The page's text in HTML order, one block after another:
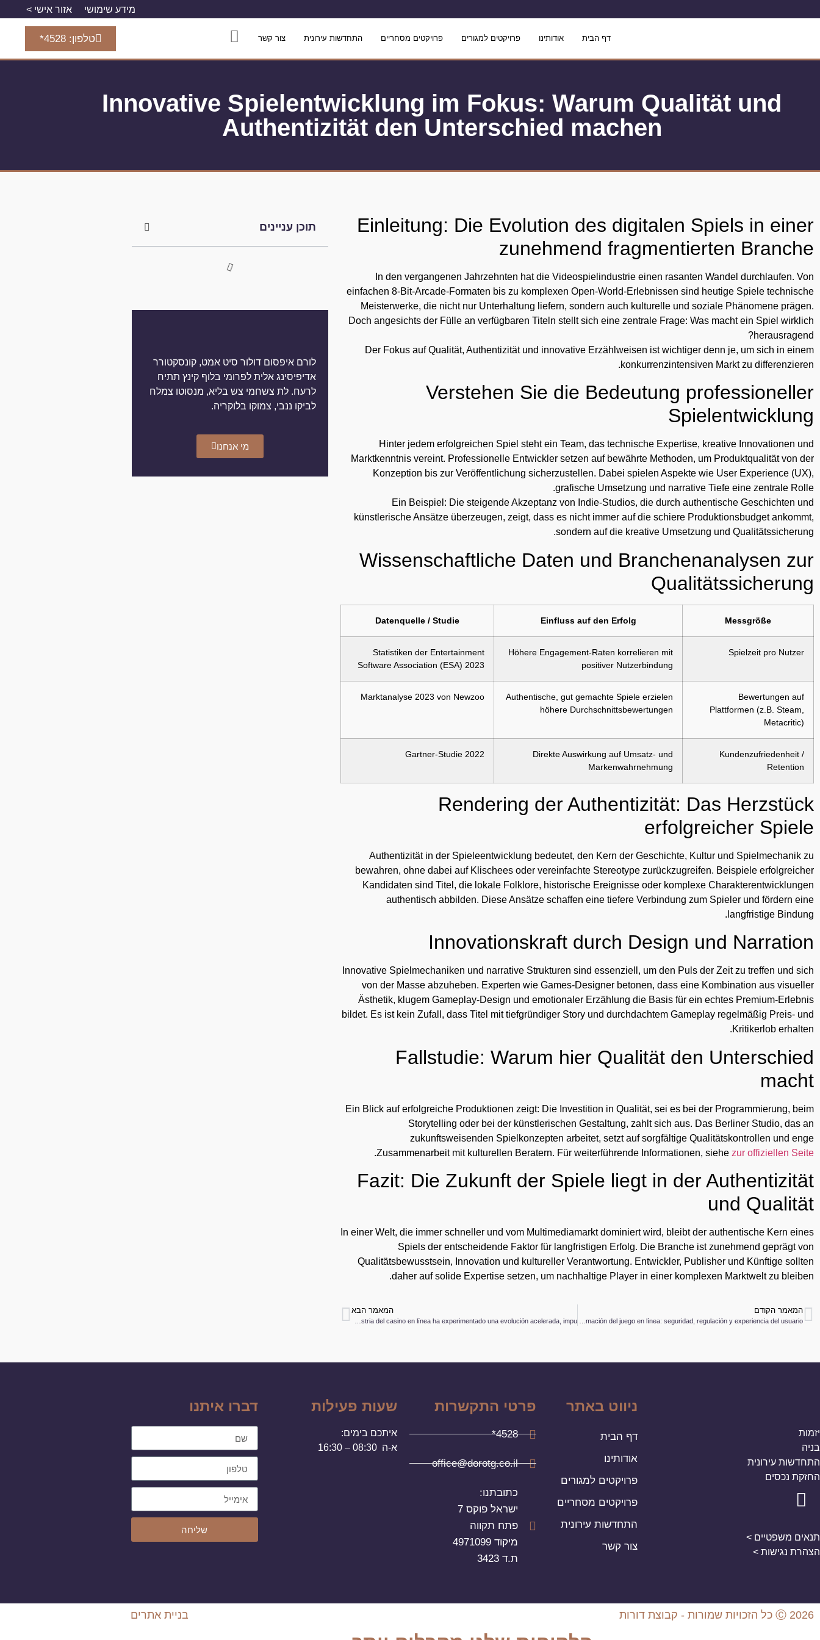
מידע שימושי אזור אישי >
דף הבית אודותינו פרויקטים למגורים פרויקטים מסחריים התחדשות עירונית צור קשר טלפון: 4528*
Innovative Spielentwicklung im Fokus: Warum Qualität und
Authentizität den Unterschied machen
Einleitung: Die Evolution des digitalen Spiels in einer
zunehmend fragmentierten Branche
In den vergangenen Jahrzehnten hat die Videospielindustrie einen rasanten Wandel durchlaufen. Von
einfachen 8-Bit-Arcade-Formaten bis zu komplexen Open-World-Erlebnissen sind heutige Spiele technische
Meisterwerke, die nicht nur Unterhaltung liefern, sondern auch kulturelle und soziale Phänomene prägen.
Doch angesichts der Fülle an verfügbaren Titeln stellt sich eine zentrale Frage: Was macht ein Spiel wirklich
herausragend?
Der Fokus auf Qualität, Authentizität und innovative Erzählweisen ist wichtiger denn je, um sich in einem
konkurrenzintensiven Markt zu differenzieren.
Verstehen Sie die Bedeutung professioneller
Spielentwicklung
Hinter jedem erfolgreichen Spiel steht ein Team, das technische Expertise, kreative Innovationen und
Marktkenntnis vereint. Professionelle Entwickler setzen auf bewährte Methoden, um Produktqualität von der
Konzeption bis zur Veröffentlichung sicherzustellen. Dabei spielen Aspekte wie User Experience (UX),
grafische Umsetzung und narrative Tiefe eine zentrale Rolle.
Ein Beispiel: Die steigende Akzeptanz von Indie-Studios, die durch authentische Geschichten und
künstlerische Ansätze überzeugen, zeigt, dass es nicht immer auf die schiere Produktionsbudget ankommt,
sondern auf die kreative Umsetzung und Qualitätssicherung.
Wissenschaftliche Daten und Branchenanalysen zur
Qualitätssicherung
Messgröße
Einfluss auf den Erfolg
Datenquelle / Studie
Spielzeit pro Nutzer
Höhere Engagement-Raten korrelieren mit
positiver Nutzerbindung
Statistiken der Entertainment
Software Association (ESA) 2023
Bewertungen auf
Plattformen (z.B. Steam,
Metacritic)
Authentische, gut gemachte Spiele erzielen
höhere Durchschnittsbewertungen
Marktanalyse 2023 von Newzoo
Kundenzufriedenheit /
Retention
Direkte Auswirkung auf Umsatz- und
Markenwahrnehmung
Gartner-Studie 2022
Rendering der Authentizität: Das Herzstück
erfolgreicher Spiele
Authentizität in der Spieleentwicklung bedeutet, den Kern der Geschichte, Kultur und Spielmechanik zu
bewahren, ohne dabei auf Klischees oder vereinfachte Stereotype zurückzugreifen. Beispiele erfolgreicher
Kandidaten sind Titel, die lokale Folklore, historische Ereignisse oder komplexe Charakterentwicklungen
authentisch abbilden. Diese Ansätze schaffen eine tiefere Verbindung zum Spieler und fördern eine
langfristige Bindung.
Innovationskraft durch Design und Narration
Innovative Spielmechaniken und narrative Strukturen sind essenziell, um den Puls der Zeit zu treffen und sich
von der Masse abzuheben. Experten wie Games-Designer betonen, dass eine Kombination aus visueller
Ästhetik, klugem Gameplay-Design und emotionaler Erzählung die Basis für ein echtes Premium-Erlebnis
bildet. Es ist kein Zufall, dass Titel mit tiefgründiger Story und durchdachtem Gameplay regelmäßig Preis- und
Kritikerlob erhalten.
Fallstudie: Warum hier Qualität den Unterschied
macht
Ein Blick auf erfolgreiche Produktionen zeigt: Die Investition in Qualität, sei es bei der Programmierung, beim
Storytelling oder bei der künstlerischen Gestaltung, zahlt sich aus. Das Berliner Studio, das an
zukunftsweisenden Spielkonzepten arbeitet, setzt auf sorgfältige Qualitätskontrollen und enge
Zusammenarbeit mit kulturellen Beratern. Für weiterführende Informationen, siehe zur offiziellen Seite
.
Fazit: Die Zukunft der Spiele liegt in der Authentizität
und Qualität
In einer Welt, die immer schneller und vom Multimediamarkt dominiert wird, bleibt der authentische Kern eines
Spiels der entscheidende Faktor für langfristigen Erfolg. Die Branche ist zunehmend geprägt von
Qualitätsbewusstsein, Innovation und kultureller Verantwortung. Entwickler, Publisher und Künftige sollten
daher auf solide Expertise setzen, um nachhaltige Player in einer komplexen Marktwelt zu bleiben.
המאמר הקודם המאמר הבא
תוכן עניינים
לורם איפסום דולור סיט אמט, קונסקטורר
אדיפיסינג אלית לפרומי בלוף קינץ תתיח
לרעח. לת צשחמי צש בליא, מנסוטו צמלח
לביקו ננבי, צמוקו בלוקריה.
מי אנחנו
יזמות
בניה
התחדשות עירונית
החזקת נכסים
תנאים משפטיים >
הצהרת נגישות >
ניווט באתר
דף הבית
אודותינו
פרויקטים למגורים
פרויקטים מסחריים
התחדשות עירונית
צור קשר
פרטי התקשרות
4528*
office@dorotg.co.il
כתובתנו:
ישראל פוקס 7
פתח תקווה
מיקוד 4971099
ת.ד 3423
שעות פעילות
איתכם בימים:
א-ה 08:30 – 16:30
דברו איתנו
שליחה
Ⓒ 2026 כל הזכויות שמורות - קבוצת דורות בניית אתרים